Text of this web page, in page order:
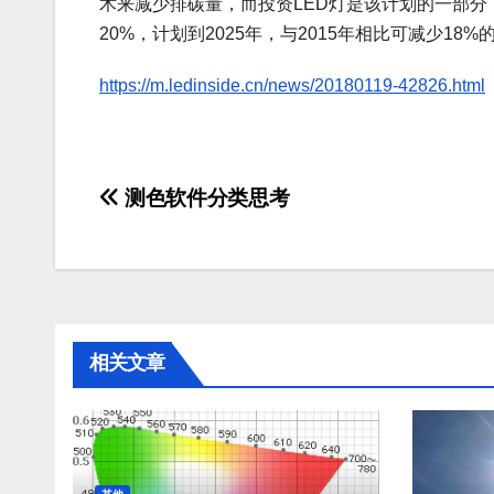
术来减少排碳量，而投资LED灯是该计划的一部
20%，计划到2025年，与2015年相比可减少18%
https://m.ledinside.cn/news/20180119-42826.html
文
航
测色软件分类思考
相关文章